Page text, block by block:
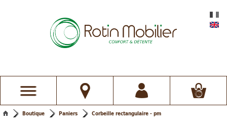
Boutique Paniers Corbeille rectangulaire - pm